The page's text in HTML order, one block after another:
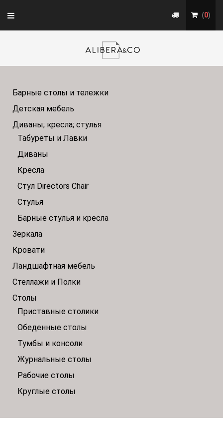
Toggle
navigation
(0)
Барные столы и тележки
Детская мебель
Диваны; кресла; стулья
Табуреты и Лавки
Диваны
Кресла
Стул Directors Chair
Стулья
Барные стулья и кресла
Зеркала
Кровати
Ландшафтная мебель
Стеллажи и Полки
Столы
Приставные столики
Обеденные столы
Тумбы и консоли
Журнальные столы
Рабочие столы
Круглые столы